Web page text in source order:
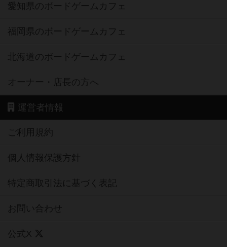
愛知県のボードゲームカフェ
福岡県のボードゲームカフェ
北海道のボードゲームカフェ
オーナー・店長の方へ
運営者情報
ご利用規約
個人情報保護方針
特定商取引法に基づく表記
お問い合わせ
公式X